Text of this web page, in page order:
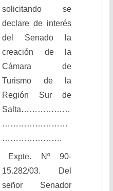
solicitando se
declare de interés
del Senado la
creación de la
Cámara de
Turismo de la
Región Sur de
Salta………………
……………………
………………….
Expte. Nº 90-
15.282/03. Del
señor Senador